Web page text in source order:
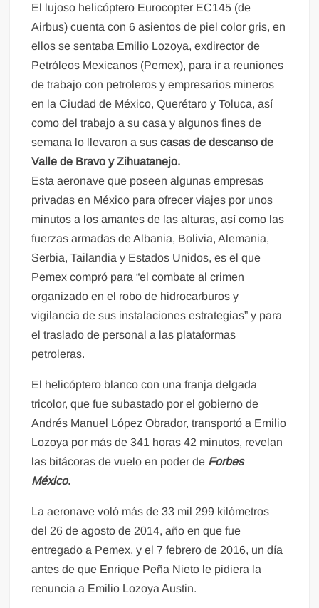
El lujoso helicóptero Eurocopter EC145 (de
Airbus) cuenta con 6 asientos de piel color gris, en
ellos se sentaba Emilio Lozoya, exdirector de
Petróleos Mexicanos (Pemex), para ir a reuniones
de trabajo con petroleros y empresarios mineros
en la Ciudad de México, Querétaro y Toluca, así
como del trabajo a su casa y algunos fines de
semana lo llevaron a sus casas de descanso de
Valle de Bravo y Zihuatanejo.
Esta aeronave que poseen algunas empresas
privadas en México para ofrecer viajes por unos
minutos a los amantes de las alturas, así como las
fuerzas armadas de Albania, Bolivia, Alemania,
Serbia, Tailandia y Estados Unidos, es el que
Pemex compró para “el combate al crimen
organizado en el robo de hidrocarburos y
vigilancia de sus instalaciones estrategias” y para
el traslado de personal a las plataformas
petroleras.
El helicóptero blanco con una franja delgada
tricolor, que fue subastado por el gobierno de
Andrés Manuel López Obrador, transportó a Emilio
Lozoya por más de 341 horas 42 minutos, revelan
las bitácoras de vuelo en poder de Forbes
México.
La aeronave voló más de 33 mil 299 kilómetros
del 26 de agosto de 2014, año en que fue
entregado a Pemex, y el 7 febrero de 2016, un día
antes de que Enrique Peña Nieto le pidiera la
renuncia a Emilio Lozoya Austin.